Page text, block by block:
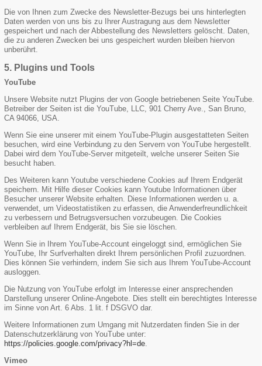
Die von Ihnen zum Zwecke des Newsletter-Bezugs bei uns hinterlegten
Daten werden von uns bis zu Ihrer Austragung aus dem Newsletter
gespeichert und nach der Abbestellung des Newsletters gelöscht. Daten,
die zu anderen Zwecken bei uns gespeichert wurden bleiben hiervon
unberührt.
5. Plugins und Tools
YouTube
Unsere Website nutzt Plugins der von Google betriebenen Seite YouTube.
Betreiber der Seiten ist die YouTube, LLC, 901 Cherry Ave., San Bruno,
CA 94066, USA.
Wenn Sie eine unserer mit einem YouTube-Plugin ausgestatteten Seiten
besuchen, wird eine Verbindung zu den Servern von YouTube hergestellt.
Dabei wird dem YouTube-Server mitgeteilt, welche unserer Seiten Sie
besucht haben.
Des Weiteren kann Youtube verschiedene Cookies auf Ihrem Endgerät
speichern. Mit Hilfe dieser Cookies kann Youtube Informationen über
Besucher unserer Website erhalten. Diese Informationen werden u. a.
verwendet, um Videostatistiken zu erfassen, die Anwenderfreundlichkeit
zu verbessern und Betrugsversuchen vorzubeugen. Die Cookies
verbleiben auf Ihrem Endgerät, bis Sie sie löschen.
Wenn Sie in Ihrem YouTube-Account eingeloggt sind, ermöglichen Sie
YouTube, Ihr Surfverhalten direkt Ihrem persönlichen Profil zuzuordnen.
Dies können Sie verhindern, indem Sie sich aus Ihrem YouTube-Account
ausloggen.
Die Nutzung von YouTube erfolgt im Interesse einer ansprechenden
Darstellung unserer Online-Angebote. Dies stellt ein berechtigtes Interesse
im Sinne von Art. 6 Abs. 1 lit. f DSGVO dar.
Weitere Informationen zum Umgang mit Nutzerdaten finden Sie in der
Datenschutzerklärung von YouTube unter:
https://policies.google.com/privacy?hl=de
Vimeo